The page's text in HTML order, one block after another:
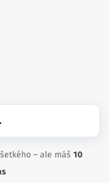
– ale máš 10